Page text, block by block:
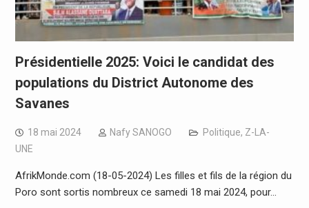
Présidentielle 2025: Voici le candidat des
populations du District Autonome des
Savanes
18 mai 2024 Nafy SANOGO Politique, Z-LA-
UNE
AfrikMonde.com (18-05-2024) Les filles et fils de la région du
Poro sont sortis nombreux ce samedi 18 mai 2024, pour…